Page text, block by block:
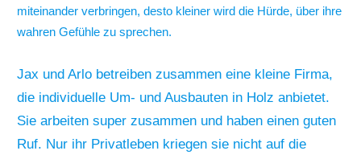
miteinander verbringen, desto kleiner wird die Hürde, über ihre
wahren Gefühle zu sprechen.
Jax und Arlo betreiben zusammen eine kleine Firma,
die individuelle Um- und Ausbauten in Holz anbietet.
Sie arbeiten super zusammen und haben einen guten
Ruf. Nur ihr Privatleben kriegen sie nicht auf die